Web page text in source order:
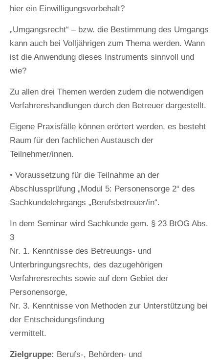
hier ein Einwilligungsvorbehalt?
„Umgangsrecht“ – bzw. die Bestimmung des Umgangs
kann auch bei Volljährigen zum Thema werden. Wann
ist die Anwendung dieses Instruments sinnvoll und
wie?
Zu allen drei Themen werden zudem die notwendigen
Verfahrenshandlungen durch den Betreuer dargestellt.
Eigene Praxisfälle können erörtert werden, es besteht
Raum für den fachlichen Austausch der
Teilnehmer/innen.
• Voraussetzung für die Teilnahme an der
Abschlussprüfung „Modul 5: Personensorge 2“ des
Sachkundelehrgangs „Berufsbetreuer/in“.
In dem Seminar wird Sachkunde gem. § 23 BtOG Abs.
3
Nr. 1. Kenntnisse des Betreuungs- und
Unterbringungsrechts, des dazugehörigen
Verfahrensrechts sowie auf dem Gebiet der
Personensorge,
Nr. 3. Kenntnisse von Methoden zur Unterstützung bei
der Entscheidungsfindung
vermittelt.
Zielgruppe: Berufs-, Behörden- und